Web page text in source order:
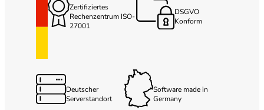
Zertifiziertes
Rechenzentrum ISO-
27001
DSGVO
Konform
Deutscher
Serverstandort
Software made in
Germany